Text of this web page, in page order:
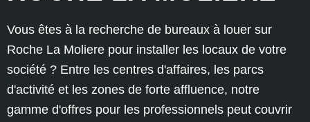
Vous êtes à la recherche de bureaux à louer sur
Roche La Moliere pour installer les locaux de votre
société ? Entre les centres d'affaires, les parcs
d'activité et les zones de forte affluence, notre
gamme d'offres pour les professionnels peut couvrir